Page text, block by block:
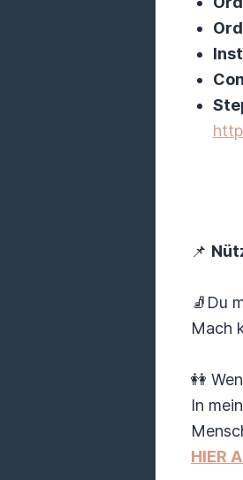
📌
🧦Du
Mach
👭
In
HIER